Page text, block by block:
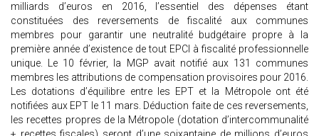
milliards d’euros en 2016, l’essentiel des dépenses étant
constituées des reversements de fiscalité aux communes
membres pour garantir une neutralité budgétaire propre à la
première année d’existence de tout EPCI à fiscalité professionnelle
unique. Le 10 février, la MGP avait notifié aux 131 communes
membres les attributions de compensation provisoires pour 2016.
Les dotations d’équilibre entre les EPT et la Métropole ont été
notifiées aux EPT le 11 mars. Déduction faite de ces reversements,
les recettes propres de la Métropole (dotation d’intercommunalité